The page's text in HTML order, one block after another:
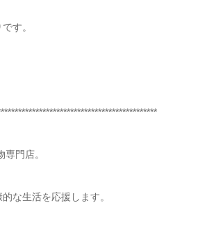
す。
門店。
な生活を応援します。